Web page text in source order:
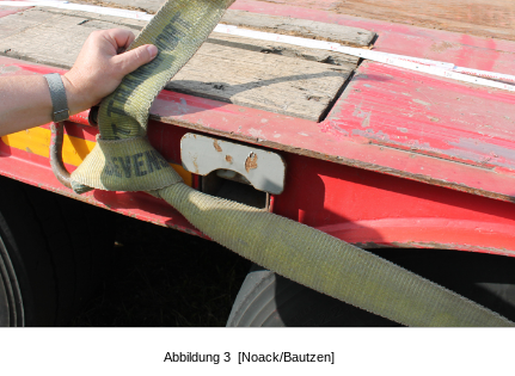
Abbildung 3 [Noack/Bautzen]